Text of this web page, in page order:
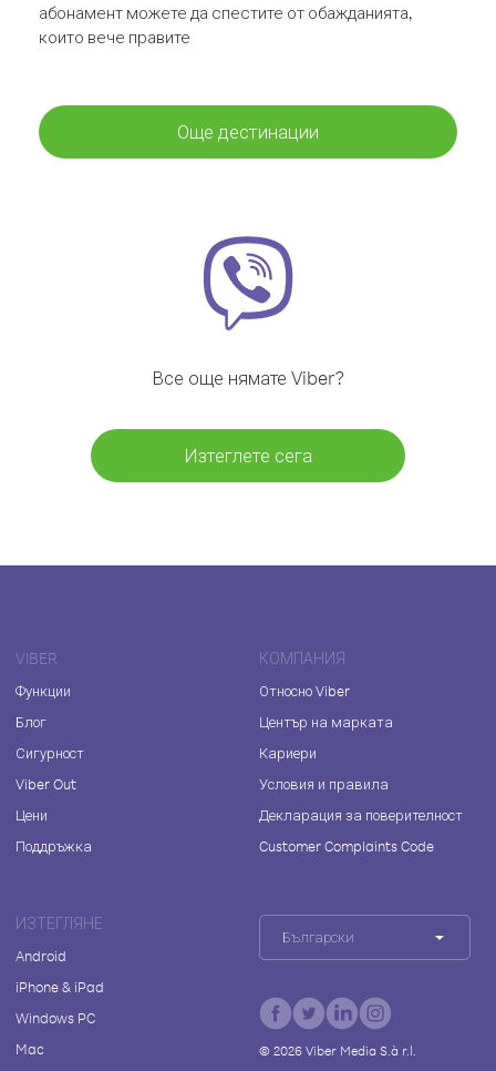
абонамент можете да спестите от обажданията,
които вече правите
Още дестинации
Все още нямате Viber?
Изтеглете сега
VIBER
Функции
Блог
Сигурност
Viber Out
Цени
Поддръжка
КОМПАНИЯ
Относно Viber
Център на марката
Кариери
Условия и правила
Декларация за поверителност
Customer Complaints Code
ИЗТЕГЛЯНЕ
Android
iPhone & iPad
Windows PC
Mac
Български
© 2026Viber Media S.à r.l.